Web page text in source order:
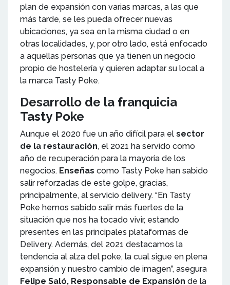
plan de expansión con varias marcas, a las que
más tarde, se les pueda ofrecer nuevas
ubicaciones, ya sea en la misma ciudad o en
otras localidades, y, por otro lado, está enfocado
a aquellas personas que ya tienen un negocio
propio de hostelería y quieren adaptar su local a
la marca Tasty Poke.
Desarrollo de la franquicia
Tasty Poke
Aunque el 2020 fue un año difícil para el sector
de la restauración, el 2021 ha servido como
año de recuperación para la mayoría de los
negocios. Enseñas como Tasty Poke han sabido
salir reforzadas de este golpe, gracias,
principalmente, al servicio delivery. “En Tasty
Poke hemos sabido salir más fuertes de la
situación que nos ha tocado vivir, estando
presentes en las principales plataformas de
Delivery. Además, del 2021 destacamos la
tendencia al alza del poke, la cual sigue en plena
expansión y nuestro cambio de imagen”, asegura
Felipe Saló, Responsable de Expansión de la